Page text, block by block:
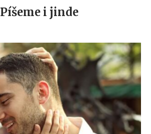
Píšeme i jinde